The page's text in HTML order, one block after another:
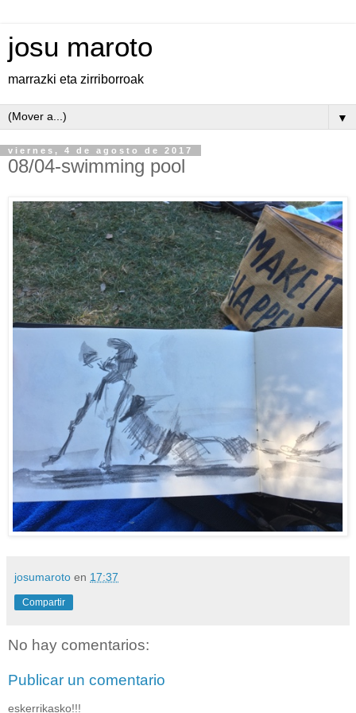
josu maroto
marrazki eta zirriborroak
▼
viernes, 4 de agosto de 2017
08/04-swimming pool
josumaroto en 17:37
Compartir
No hay comentarios:
Publicar un comentario
eskerrikasko!!!